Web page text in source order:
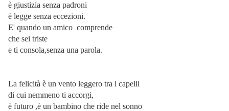
è giustizia senza padroni
è legge senza eccezioni.
E' quando un amico comprende
che sei triste
e ti consola,senza una parola.
La felicità è un vento leggero tra i capelli
di cui nemmeno ti accorgi,
è futuro ,è un bambino che ride nel sonno